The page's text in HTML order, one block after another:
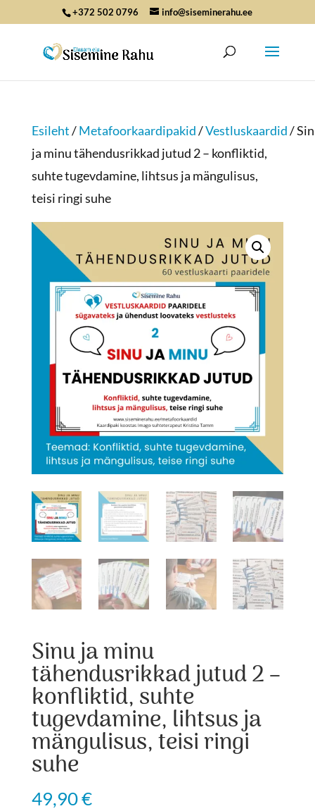
+372 502 0796 info@siseminerahu.ee
Esileht/Metafoorkaardipakid/Vestluskaardid/
ja minu tähendusrikkad jutud 2 – konfliktid,
suhte tugevdamine, lihtsus ja mängulisus,
teisi ringi suhe
Sinu ja minu
tähendusrikkad jutud 2 –
konfliktid, suhte
tugevdamine, lihtsus ja
mängulisus, teisi ringi
suhe
49,90€